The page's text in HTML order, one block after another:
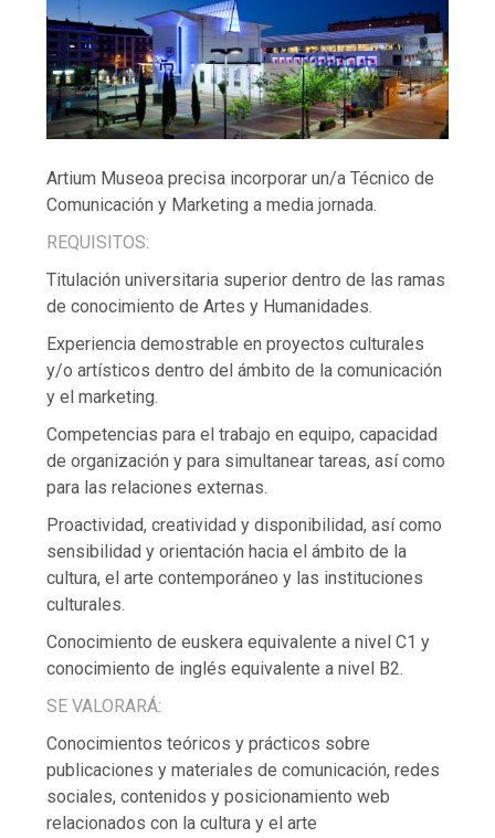
Artium Museoa precisa incorporar un/a Técnico de
Comunicación y Marketing a media jornada.
REQUISITOS:
Titulación universitaria superior dentro de las ramas
de conocimiento de Artes y Humanidades.
Experiencia demostrable en proyectos culturales
y/o artísticos dentro del ámbito de la comunicación
y el marketing.
Competencias para el trabajo en equipo, capacidad
de organización y para simultanear tareas, así como
para las relaciones externas.
Proactividad, creatividad y disponibilidad, así como
sensibilidad y orientación hacia el ámbito de la
cultura, el arte contemporáneo y las instituciones
culturales.
Conocimiento de euskera equivalente a nivel C1 y
conocimiento de inglés equivalente a nivel B2.
SE VALORARÁ:
Conocimientos teóricos y prácticos sobre
publicaciones y materiales de comunicación, redes
sociales, contenidos y posicionamiento web
relacionados con la cultura y el arte